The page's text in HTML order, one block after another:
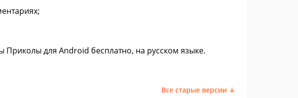
для Android бесплатно, на русском языке.
Все старые версии ↓